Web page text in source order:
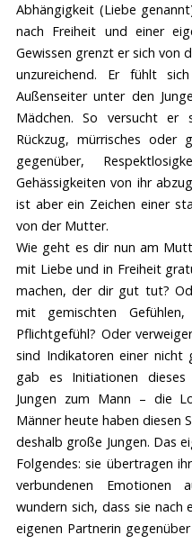
Abhängigkeit (Liebe
nach Freiheit und einer
Gewissen grenzt er sich von
unzureichend. Er fühlt
Außenseiter unter den
Mädchen. So versucht er
Rückzug, mürrisches oder
gegenüber,
Gehässigkeiten von ihr
ist aber ein Zeichen einer
von der Mutter.
Wie geht es dir nun am
mit Liebe und in Freiheit
machen, der dir gut tut?
mit gemischten
Pflichtgefühl? Oder
sind Indikatoren einer nicht
gab es Initiationen dieses
Jungen zum Mann – die
Männer heute haben diesen
deshalb große Jungen. Das
Folgendes: sie übertragen
verbundenen Emotionen
wundern sich, dass sie nach
eigenen Partnerin